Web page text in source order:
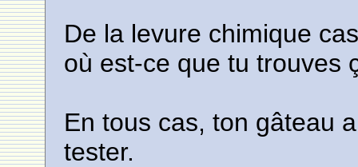
De la levure chimique
où est-ce que tu trouves
En tous cas, ton gâteau
tester.